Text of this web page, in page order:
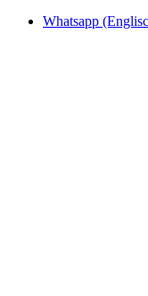
Whatsapp